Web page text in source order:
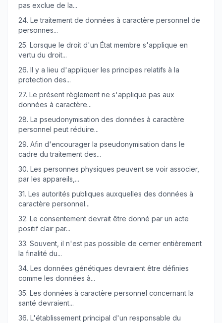
pas exclue de la...
24. Le traitement de données à caractère personnel de
personnes...
25. Lorsque le droit d'un État membre s'applique en
vertu du droit...
26. Il y a lieu d'appliquer les principes relatifs à la
protection des...
27. Le présent règlement ne s'applique pas aux
données à caractère...
28. La pseudonymisation des données à caractère
personnel peut réduire...
29. Afin d'encourager la pseudonymisation dans le
cadre du traitement des...
30. Les personnes physiques peuvent se voir associer,
par les appareils,...
31. Les autorités publiques auxquelles des données à
caractère personnel...
32. Le consentement devrait être donné par un acte
positif clair par...
33. Souvent, il n'est pas possible de cerner entièrement
la finalité du...
34. Les données génétiques devraient être définies
comme les données à...
35. Les données à caractère personnel concernant la
santé devraient...
36. L'établissement principal d'un responsable du